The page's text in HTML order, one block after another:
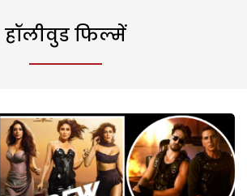
हॉलीवुड फिल्में